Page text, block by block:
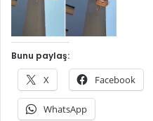
Bunu paylaş:
X Facebook
WhatsApp